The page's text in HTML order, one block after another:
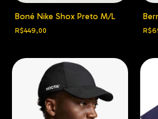
Boné Nike Shox Preto M/L
R$449,00